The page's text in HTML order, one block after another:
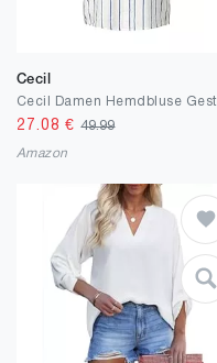
Cecil
27.08 €49.99
Amazon